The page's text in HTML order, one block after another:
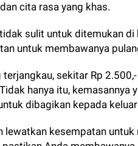
cita rasa yang khas.
sulit untuk ditemukan
untuk membawanya
terjangkau, sekitar Rp
hanya itu, kemasannya
dibagikan kepada
lewatkan kesempatan